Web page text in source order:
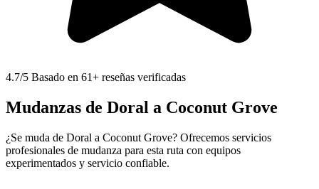
4.7/5 Basado en 61+ reseñas verificadas
Mudanzas de Doral a Coconut Grove
¿Se muda de Doral a Coconut Grove? Ofrecemos servicios
profesionales de mudanza para esta ruta con equipos
experimentados y servicio confiable.